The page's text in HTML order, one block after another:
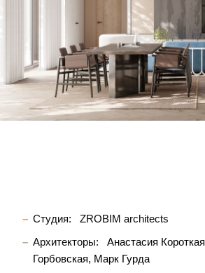
Студия:
ZROBIM architects
Архитекторы:
Анастасия Короткая
Горбовская Марк Гурда